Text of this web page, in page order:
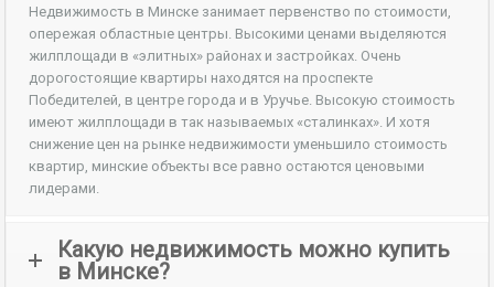
Недвижимость в Минске занимает первенство по стоимости,
опережая областные центры. Высокими ценами выделяются
жилплощади в «элитных» районах и застройках. Очень
дорогостоящие квартиры находятся на проспекте
Победителей, в центре города и в Уручье. Высокую стоимость
имеют жилплощади в так называемых «сталинках». И хотя
снижение цен на рынке недвижимости уменьшило стоимость
квартир, минские объекты все равно остаются ценовыми
лидерами.
Какую недвижимость можно купить
в Минске?